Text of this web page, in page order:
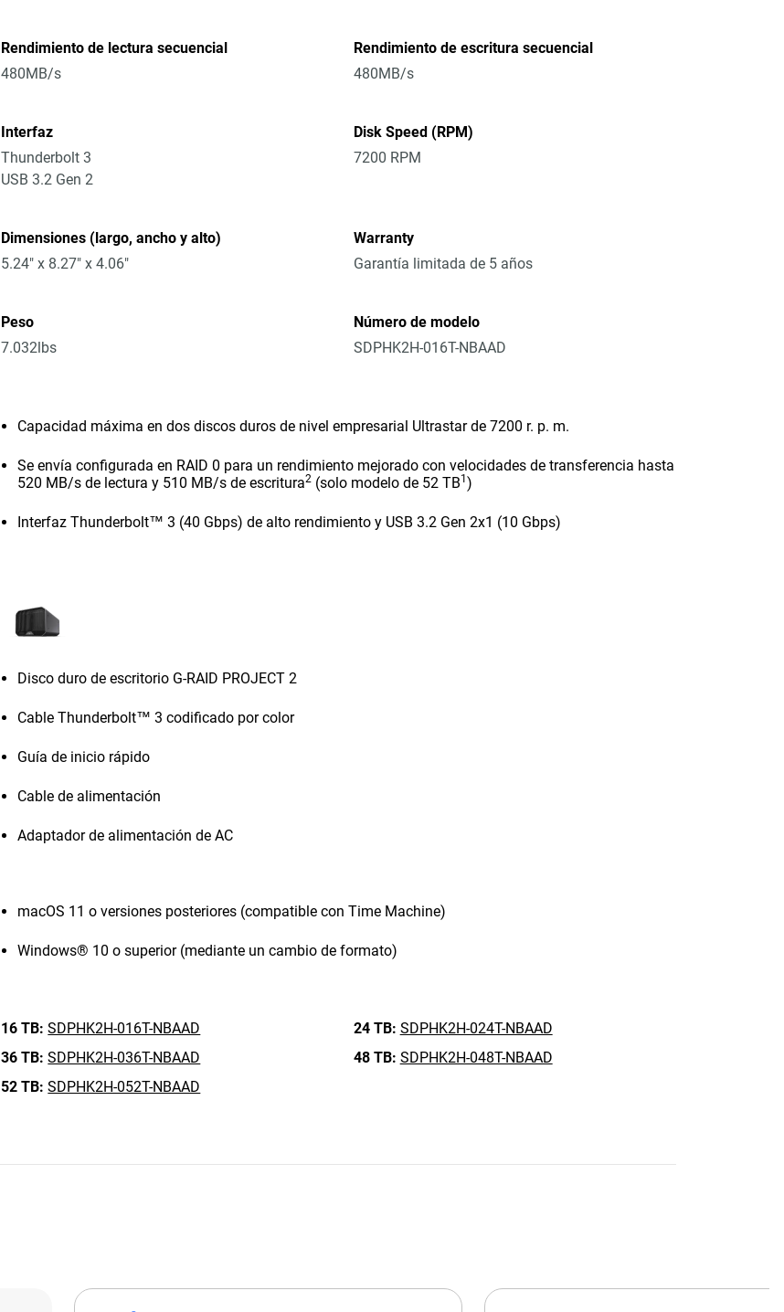
Rendimiento de lectura secuencial
480MB/s
Rendimiento de escritura secuencial
480MB/s
Interfaz
Thunderbolt 3
USB 3.2 Gen 2
Disk Speed (RPM)
7200 RPM
Dimensiones (largo, ancho y alto)
5.24" x 8.27" x 4.06"
Warranty
Garantía limitada de 5 años
Peso
7.032lbs
Número de modelo
SDPHK2H-016T-NBAAD
Capacidad máxima en dos discos duros de nivel empresarial Ultrastar de 7200 r. p. m.
Se envía configurada en RAID 0 para un rendimiento mejorado con velocidades de transferencia hasta
520 MB/s de lectura y 510 MB/s de escritura2 (solo modelo de 52 TB1)
Interfaz Thunderbolt™ 3 (40 Gbps) de alto rendimiento y USB 3.2 Gen 2x1 (10 Gbps)
Disco duro de escritorio G-RAID PROJECT 2
Cable Thunderbolt™ 3 codificado por color
Guía de inicio rápido
Cable de alimentación
Adaptador de alimentación de AC
macOS 11 o versiones posteriores (compatible con Time Machine)
Windows® 10 o superior (mediante un cambio de formato)
16 TB: SDPHK2H-016T-NBAAD 24 TB: SDPHK2H-024T-NBAAD
36 TB: SDPHK2H-036T-NBAAD 48 TB: SDPHK2H-048T-NBAAD
52 TB: SDPHK2H-052T-NBAAD